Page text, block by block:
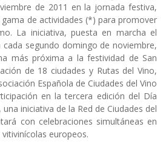
de 2011 en la jornada festiva,
de actividades (*) para promover
La iniciativa, puesta en marcha el
segundo domingo de noviembre,
más próxima a la festividad de San
de 18 ciudades y Rutas del Vino,
Española de Ciudades del Vino
en la tercera edición del Día
iniciativa de la Red de Ciudades del
con celebraciones simultáneas en
europeos.